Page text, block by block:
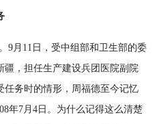
9月11日，受中组部和卫生部的委
疆，担任生产建设兵团医院副院
任务时的情形，周福德至今记忆
年7月4日。为什么记得这么清楚